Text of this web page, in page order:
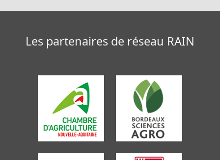
Les partenaires de réseau RAIN